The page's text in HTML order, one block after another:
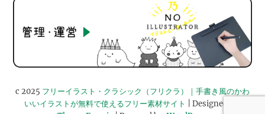
c 2025 フリーイラスト・クラシック（フリクラ）｜手書き風のかわ
いいイラストが無料で使えるフリー素材サイト
| Designed by: